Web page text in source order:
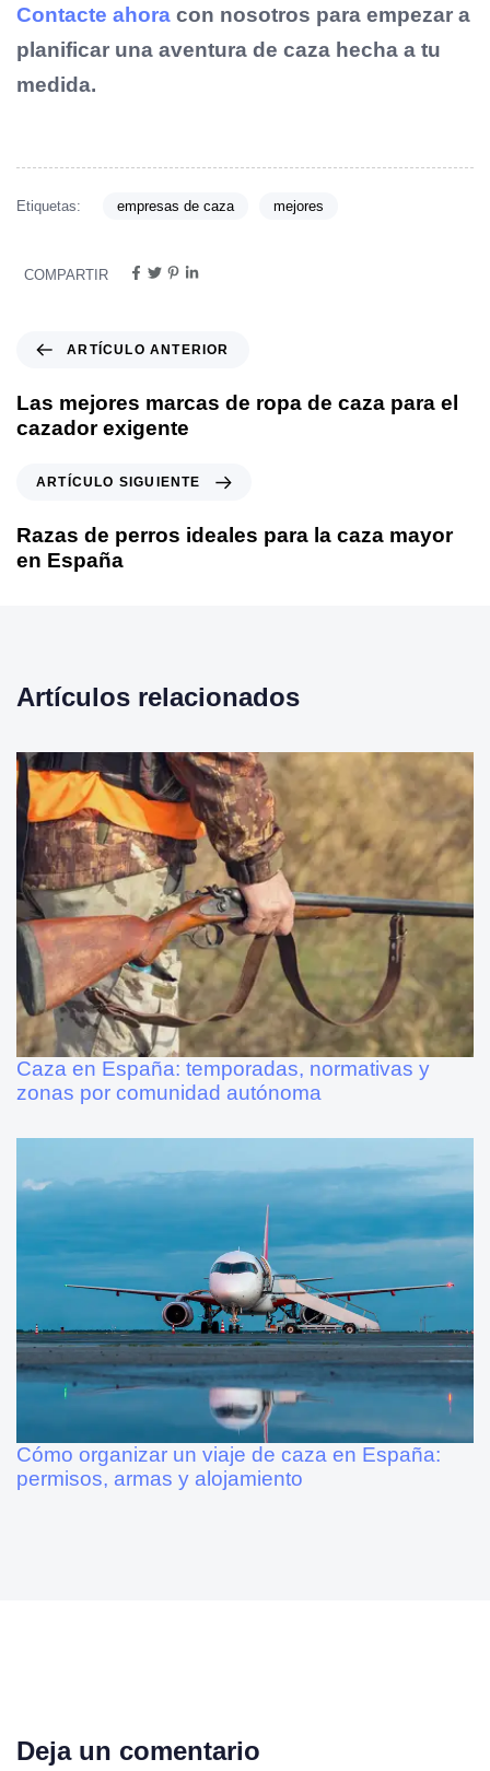
Contacte ahora con nosotros para empezar a
planificar una aventura de caza hecha a tu
medida.
Etiquetas: empresas de caza mejores
COMPARTIR
ARTÍCULO ANTERIOR
Las mejores marcas de ropa de caza para el
cazador exigente
ARTÍCULO SIGUIENTE
Razas de perros ideales para la caza mayor
en España
Artículos relacionados
hace 1 añoCaza en España
Caza en España: temporadas, normativas y
zonas por comunidad autónoma
hace 1 añoHunting Gold
Cómo organizar un viaje de caza en España:
permisos, armas y alojamiento
Deja un comentario